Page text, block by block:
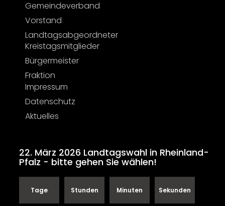
Gemeindeverband
Vorstand
Landtagsabgeordneter
Kreistagsmitglieder
Bürgermeister
Fraktion
Impressum
Datenschutz
Aktuelles
22. März 2026 Landtagswahl in Rheinland-
Pfalz - bitte gehen Sie wählen!
Tage Stunden Minuten Sekunden